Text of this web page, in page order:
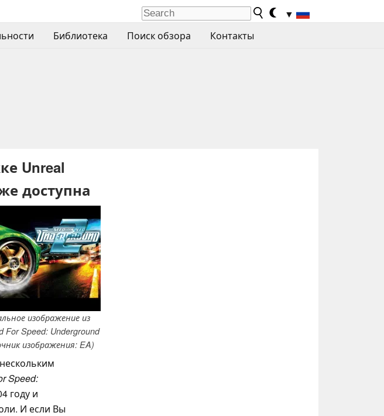
▼
Библиотека Поиск обзора Контакты
Unreal
доступна
изображение из
For Speed: Underground
изображения: EA)
Speed:
году и
И если Вы